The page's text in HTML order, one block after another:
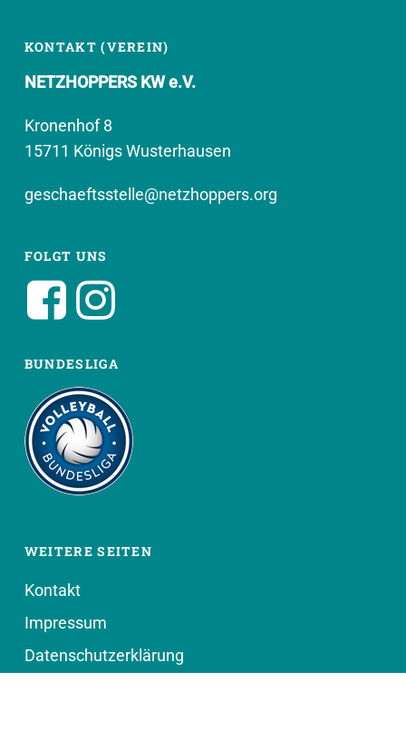
KONTAKT (VEREIN)
NETZHOPPERS KW e.V.
Kronenhof 8
15711 Königs Wusterhausen
geschaeftsstelle@netzhoppers.org
FOLGT UNS
BUNDESLIGA
WEITERE SEITEN
Kontakt
Impressum
Datenschutzerklärung